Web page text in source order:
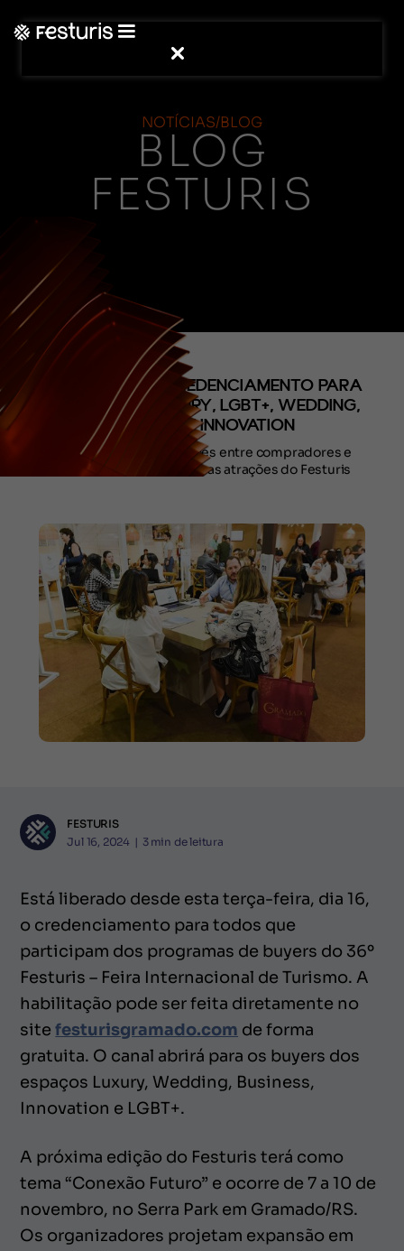
NOTÍCIAS/BLOG
BLOG
FESTURIS
(CONTEÚDO)
FESTURIS ABRE CREDENCIAMENTO PARA
OS ESPAÇOS LUXURY, LGBT+, WEDDING,
BUSINESS E INNOVATION
Espaços para negociações entre compradores e
fornecedores está entre as atrações do Festuris
FESTURIS
Jul 16, 2024 | 3 min de leitura
Está liberado desde esta terça-feira, dia 16,
o credenciamento para todos que
participam dos programas de buyers do 36º
Festuris – Feira Internacional de Turismo. A
habilitação pode ser feita diretamente no
sitefesturisgramado.com de forma
gratuita. O canal abrirá para os buyers dos
espaços Luxury, Wedding, Business,
Innovation e LGBT+.
A próxima edição do Festuris terá como
tema “Conexão Futuro” e ocorre de 7 a 10 de
novembro, no Serra Park em Gramado/RS.
Os organizadores projetam expansão em